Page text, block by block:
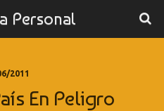
Personal
2011
En Peligro